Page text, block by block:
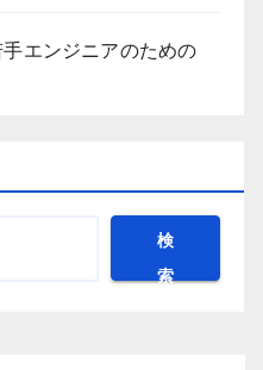
エンジニアのための
検
索